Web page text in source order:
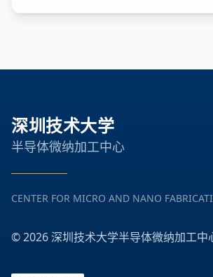
深圳技术大学
半导体微纳加工中心
CENTER FOR MICRO AND NANO
©2026深圳技术大学半导体微纳加工中